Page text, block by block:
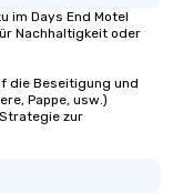
im Days End Motel
Nachhaltigkeit oder
die Beseitigung und
Pappe, usw.)
zur